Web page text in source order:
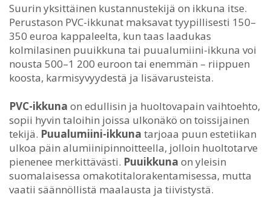
Suurin yksittäinen kustannustekijä on ikkuna itse.
Perustason PVC-ikkunat maksavat tyypillisesti 150–
350 euroa kappaleelta, kun taas laadukas
kolmilasinen puuikkuna tai puualumiini-ikkuna voi
nousta 500–1 200 euroon tai enemmän – riippuen
koosta, karmisyvyydestä ja lisävarusteista.
PVC-ikkuna on edullisin ja huoltovapain vaihtoehto,
sopii hyvin taloihin joissa ulkonäkö on toissijainen
tekijä. Puualumiini-ikkuna tarjoaa puun estetiikan
ulkoa päin alumiinipinnoitteella, jolloin huoltotarve
pienenee merkittävästi. Puuikkuna on yleisin
suomalaisessa omakotitalorakentamisessa, mutta
vaatii säännöllistä maalausta ja tiivistystä.